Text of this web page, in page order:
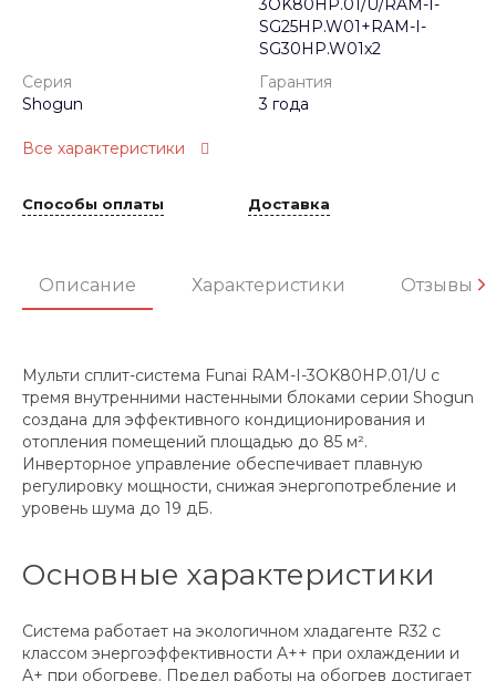
3OK80HP.01/U/RAM-I-
SG25HP.W01+RAM-I-
SG30HP.W01x2
Серия
Shogun
Гарантия
3 года
Все характеристики
Способы оплаты Доставка
Описание Характеристики Отзывы
Мульти сплит-система Funai RAM-I-3OK80HP.01/U с
тремя внутренними настенными блоками серии Shogun
создана для эффективного кондиционирования и
отопления помещений площадью до 85 м².
Инверторное управление обеспечивает плавную
регулировку мощности, снижая энергопотребление и
уровень шума до 19 дБ.
Основные характеристики
Система работает на экологичном хладагенте R32 с
классом энергоэффективности A++ при охлаждении и
A+ при обогреве. Предел работы на обогрев достигает